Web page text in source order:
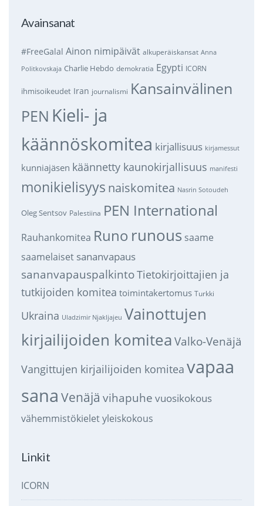
Avainsanat
#FreeGalal Ainon nimipäivät alkuperäiskansat Anna
Politkovskaja Charlie Hebdo demokratia Egypti ICORN
ihmisoikeudet Iran journalismi Kansainvälinen
PEN Kieli- ja
käännöskomitea kirjallisuus kirjamessut
kunniajäsen käännetty kaunokirjallisuus manifesti
monikielisyys naiskomitea Nasrin Sotoudeh
Oleg Sentsov Palestiina PEN International
Rauhankomitea Runo runous saame
saamelaiset sananvapaus
sananvapauspalkintoTietokirjoittajien ja
tutkijoiden komitea toimintakertomus Turkki
Ukraina Uladzimir Njakljajeu Vainottujen
kirjailijoiden komitea Valko-Venäjä
Vangittujen kirjailijoiden komitea vapaa
sana Venäjä vihapuhe vuosikokous
vähemmistökieletyleiskokous
Linkit
ICORN